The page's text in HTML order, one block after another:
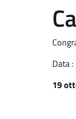
Data :
19